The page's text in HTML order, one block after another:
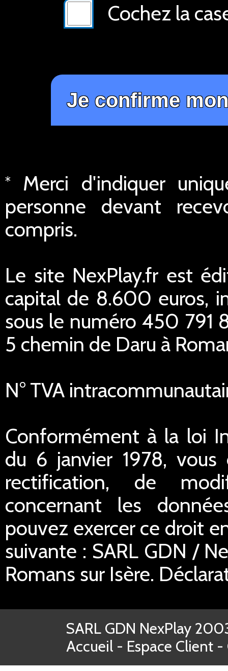
Cochez la
*
Merci d'indiquer
personne devant
compris.
Le site NexPlay.fr est
capital de 8.600 euros,
sous le numéro 450 791
5 chemin de Daru à
N° TVA
Conformément à la loi
du 6 janvier 1978,
rectification, de
concernant les
pouvez exercer ce droit
suivante : SARL GDN /
Romans sur Isère.
SARL GDN NexPlay
Accueil - Espace Client -